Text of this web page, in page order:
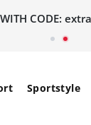
WITH CODE:
Sportstyle